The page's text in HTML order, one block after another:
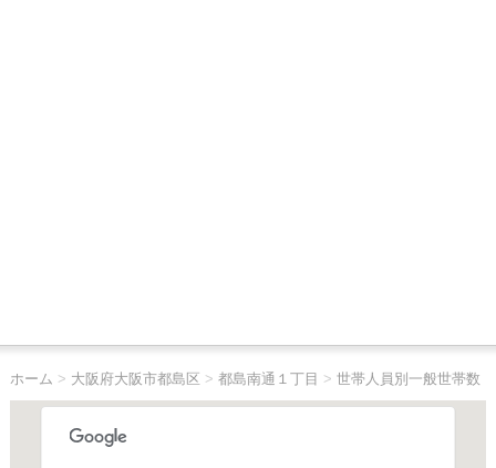
ホーム > 大阪府大阪市都島区 > 都島南通１丁目 > 世帯人員別一般世帯数